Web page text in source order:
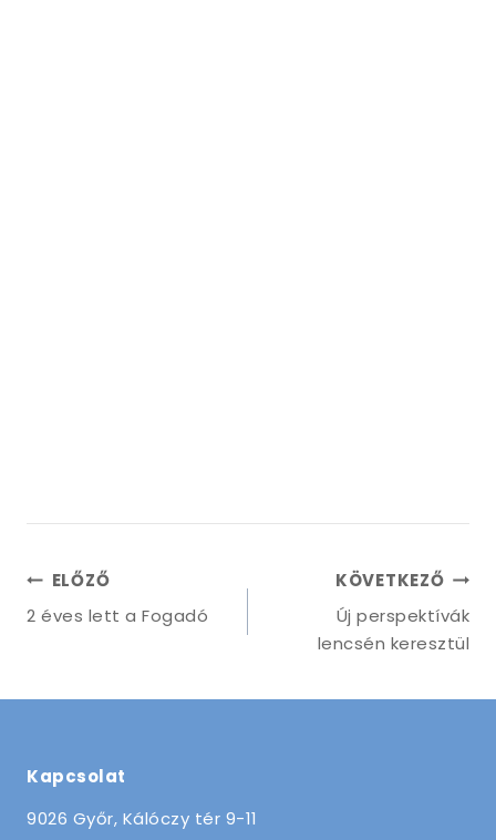
ELŐZŐ
2 éves lett a Fogadó
KÖVETKEZŐ
Új perspektívák
lencsén keresztül
Kapcsolat
9026 Győr, Kálóczy tér 9-11